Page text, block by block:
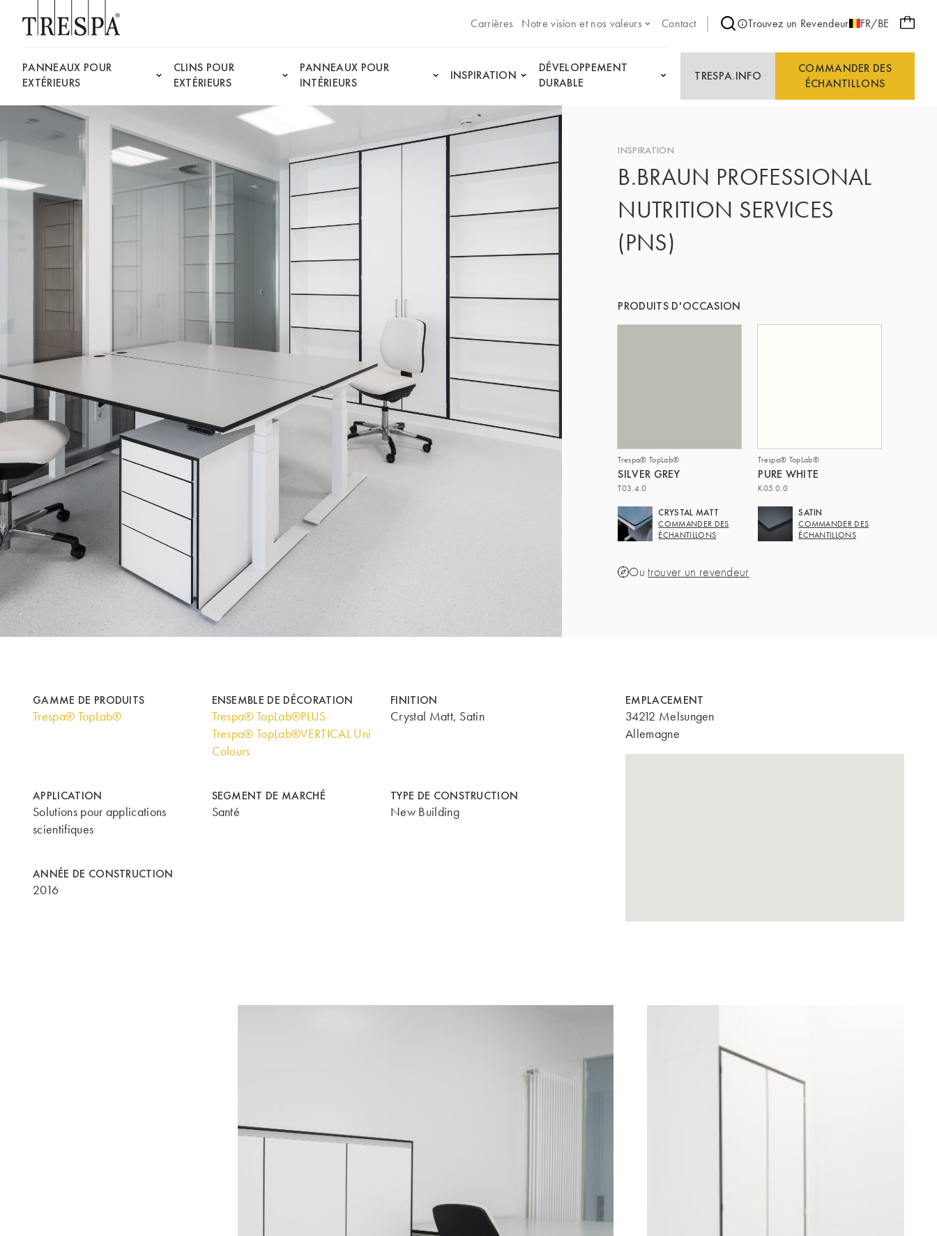
Carrières
Notre vision et nos valeurs Contact Trouvez un Revendeur FR/BE
PANNEAUX POUR
EXTÉRIEURS
CLINS POUR
EXTÉRIEURS
PANNEAUX POUR
INTÉRIEURS
INSPIRATION
DÉVELOPPEMENT
DURABLE
TRESPA.INFO
COMMANDER DES
ÉCHANTILLONS
INSPIRATION
B.BRAUN PROFESSIONAL
NUTRITION SERVICES
(PNS)
PRODUITS D'OCCASION
Trespa® TopLab®
SILVER GREY
T03.4.0
CRYSTAL MATT
COMMANDER DES
ÉCHANTILLONS
Trespa® TopLab®
PURE WHITE
K05.0.0
SATIN
COMMANDER DES
ÉCHANTILLONS
Outrouver un revendeur
GAMME DE PRODUITS
Trespa® TopLab®
ENSEMBLE DE DÉCORATION
Trespa® TopLab®PLUS
Trespa® TopLab®VERTICAL Uni
Colours
FINITION
Crystal Matt, Satin
APPLICATION
Solutions pour applications
scientifiques
SEGMENT DE MARCHÉ
Santé
TYPE DE CONSTRUCTION
New Building
ANNÉE DE CONSTRUCTION
2016
EMPLACEMENT
34212 Melsungen
Allemagne